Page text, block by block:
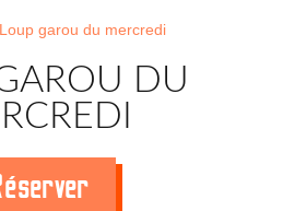
Loup garou du mercredi
DU